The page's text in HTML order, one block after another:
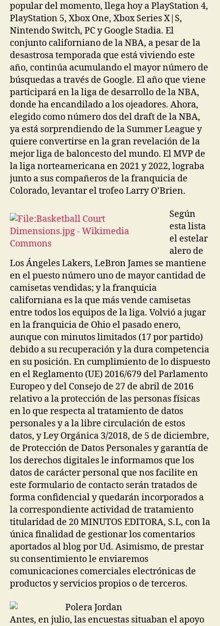
popular del momento, llega hoy a PlayStation 4,
PlayStation 5, Xbox One, Xbox Series X|S,
Nintendo Switch, PC y Google Stadia. El
conjunto californiano de la NBA, a pesar de la
desastrosa temporada que está viviendo este
año, continúa acumulando el mayor número de
búsquedas a través de Google. El año que viene
participará en la liga de desarrollo de la NBA,
donde ha encandilado a los ojeadores. Ahora,
elegido como número dos del draft de la NBA,
ya está sorprendiendo de la Summer League y
quiere convertirse en la gran revelación de la
mejor liga de baloncesto del mundo. El MVP de
la liga norteamericana en 2021 y 2022, lograba
junto a sus compañeros de la franquicia de
Colorado, levantar el trofeo Larry O’Brien.
Según
esta lista
el estelar
alero de
Los Ángeles Lakers, LeBron James se mantiene
en el puesto número uno de mayor cantidad de
camisetas vendidas; y la franquicia
californiana es la que más vende camisetas
entre todos los equipos de la liga. Volvió a jugar
en la franquicia de Ohio el pasado enero,
aunque con minutos limitados (17 por partido)
debido a su recuperación y la dura competencia
en su posición. En cumplimiento de lo dispuesto
en el Reglamento (UE) 2016/679 del Parlamento
Europeo y del Consejo de 27 de abril de 2016
relativo a la protección de las personas físicas
en lo que respecta al tratamiento de datos
personales y a la libre circulación de estos
datos, y Ley Orgánica 3/2018, de 5 de diciembre,
de Protección de Datos Personales y garantía de
los derechos digitales le informamos que los
datos de carácter personal que nos facilite en
este formulario de contacto serán tratados de
forma confidencial y quedarán incorporados a
la correspondiente actividad de tratamiento
titularidad de 20 MINUTOS EDITORA, S.L, con la
única finalidad de gestionar los comentarios
aportados al blog por Ud. Asimismo, de prestar
su consentimiento le enviaremos
comunicaciones comerciales electrónicas de
productos y servicios propios o de terceros.
Antes, en julio, las encuestas situaban el apoyo